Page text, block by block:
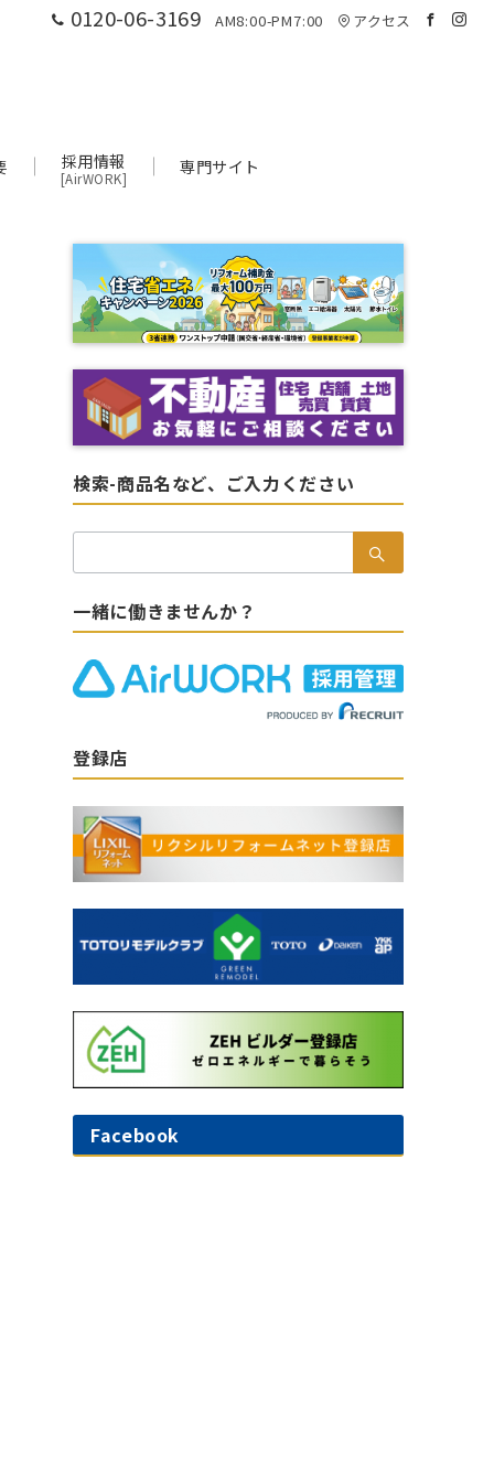
0120-06-3169 AM8:00-PM7:00 アクセス
採用情報
[AirWORK]
専門サイト
検索-商品名など、ご入力ください
索：
一緒に働きませんか？
登録店
Facebook